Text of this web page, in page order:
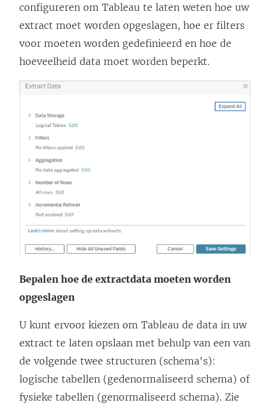
configureren om Tableau te laten weten hoe uw
extract moet worden opgeslagen, hoe er filters
voor moeten worden gedefinieerd en hoe de
hoeveelheid data moet worden beperkt.
Bepalen hoe de extractdata moeten worden
opgeslagen
U kunt ervoor kiezen om Tableau de data in uw
extract te laten opslaan met behulp van een van
de volgende twee structuren (schema's):
logische tabellen (gedenormaliseerd schema) of
fysieke tabellen (genormaliseerd schema). Zie